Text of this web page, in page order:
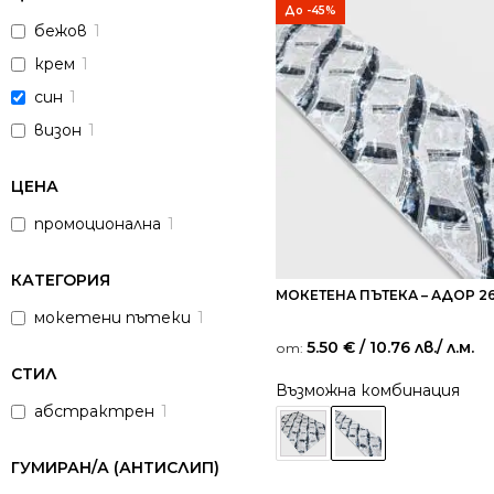
бежов 1
крем 1
син 1
визон 1
ЦЕНА
промоционална 1
КАТЕГОРИЯ
мокетени пътеки 1
СТИЛ
абстрактрен 1
ГУМИРАН/А (АНТИСЛИП)
До -45%
МОКЕТЕНА ПЪТЕКА – АДОР
от: 5.50 € / 10.76 лв./ л.м.
Възможна комбинация